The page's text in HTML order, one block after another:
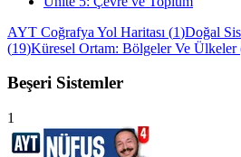
AYT Coğrafya Yol Haritası (1)Doğal
(19)Küresel Ortam: Bölgeler Ve Ülkeler
Beşeri Sistemler
1